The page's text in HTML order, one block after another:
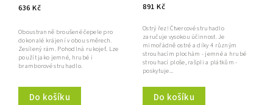
636 Kč
Do košíku
Oboustranně broušené čepele pro
dokonalé krájení v obou směrech.
Zesílený rám. Pohodlná rukojeť. Lze
použít jako jemné, hrubé i
bramborové struhadlo.
891 Kč
Do košíku
Ostrý řez! Čtvercové struhadlo
zaručuje vysokou účinnost. Je
mimořádně ostré a díky 4 různým
strouhacím plochám - jemné a hrubé
strouhací ploše, rašpli a plátkům -
poskytuje...